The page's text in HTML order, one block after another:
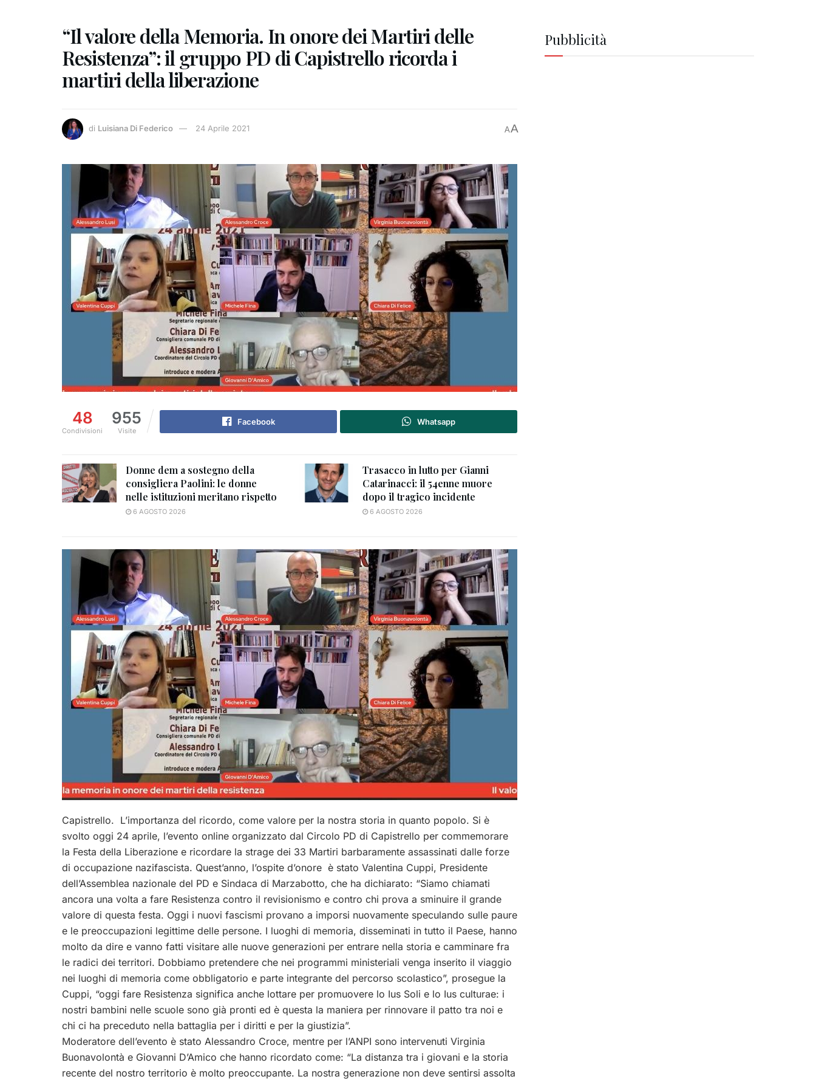
“Il valore della Memoria. In onore dei Martiri delle
Resistenza”: il gruppo PD di Capistrello ricorda i
martiri della liberazione
di Luisiana Di Federico 24 Aprile 2021 AA
48
Condivisioni
955
Visite
Facebook Whatsapp
Donne dem a sostegno della
consigliera Paolini: le donne
nelle istituzioni meritano rispetto
6 AGOSTO 2026
Trasacco in lutto per Gianni
Catarinacci: il 54enne muore
dopo il tragico incidente
6 AGOSTO 2026
Capistrello. L’importanza del ricordo, come valore per la nostra storia in quanto popolo. Si è
svolto oggi 24 aprile, l’evento online organizzato dal Circolo PD di Capistrello per commemorare
la Festa della Liberazione e ricordare la strage dei 33 Martiri barbaramente assassinati dalle forze
di occupazione nazifascista. Quest’anno, l’ospite d’onore è stato Valentina Cuppi, Presidente
dell’Assemblea nazionale del PD e Sindaca di Marzabotto, che ha dichiarato: “Siamo chiamati
ancora una volta a fare Resistenza contro il revisionismo e contro chi prova a sminuire il grande
valore di questa festa. Oggi i nuovi fascismi provano a imporsi nuovamente speculando sulle paure
e le preoccupazioni legittime delle persone. I luoghi di memoria, disseminati in tutto il Paese, hanno
molto da dire e vanno fatti visitare alle nuove generazioni per entrare nella storia e camminare fra
le radici dei territori. Dobbiamo pretendere che nei programmi ministeriali venga inserito il viaggio
nei luoghi di memoria come obbligatorio e parte integrante del percorso scolastico”, prosegue la
Cuppi, “oggi fare Resistenza significa anche lottare per promuovere lo Ius Soli e lo Ius culturae: i
nostri bambini nelle scuole sono già pronti ed è questa la maniera per rinnovare il patto tra noi e
chi ci ha preceduto nella battaglia per i diritti e per la giustizia”.
Moderatore dell’evento è stato Alessandro Croce, mentre per l’ANPI sono intervenuti Virginia
Buonavolontà e Giovanni D’Amico che hanno ricordato come: “La distanza tra i giovani e la storia
recente del nostro territorio è molto preoccupante. La nostra generazione non deve sentirsi assolta
Pubblicità